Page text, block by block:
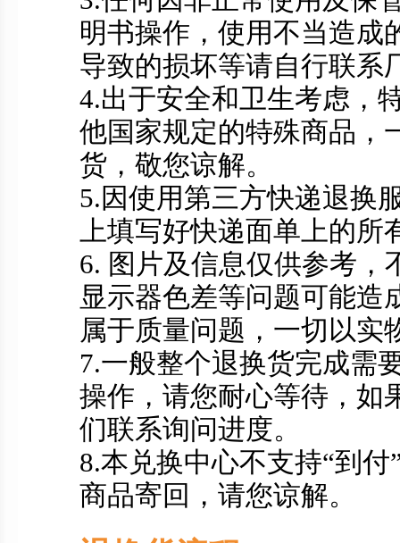
明书操作，使用不当造成
导致的损坏等请自行联系
4.出于安全和卫生考虑，
他国家规定的特殊商品，
货，敬您谅解。
5.因使用第三方快递退换
上填写好快递面单上的所
6. 图片及信息仅供参考，
显示器色差等问题可能造
属于质量问题，一切以实
7.一般整个退换货完成需
操作，请您耐心等待，如
们联系询问进度。
8.本兑换中心不支持“到
商品寄回，请您谅解。